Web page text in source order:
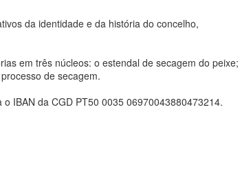
da identidade e da história do concelho,
em três núcleos: o estendal de secagem do peixe;
de secagem.
IBAN da CGD PT50 0035 06970043880473214.